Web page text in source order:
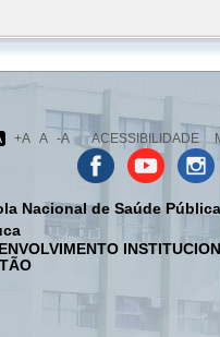
Participe
Acesso à
Legislação
Canais
+A A -A ACESSIBILIDADE
Nacional de Saúde